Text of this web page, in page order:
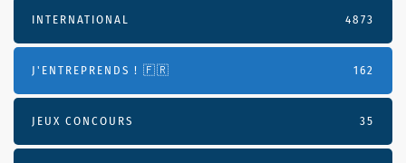
INTERNATIONAL 4873
J'ENTREPRENDS ! 🇫🇷 162
JEUX CONCOURS 35